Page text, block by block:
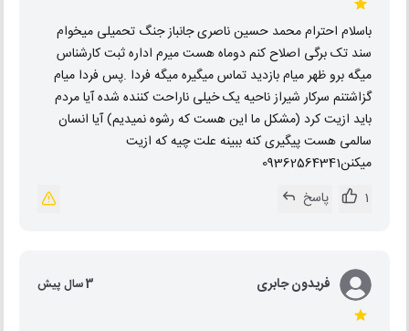
باسلام احترام محمد حسین ناصری جانباز جنگ تحمیلی میخوام
سند تک برگی اصلاح کنم دوماه هست میرم اداره ثبت کارشناس
میگه برو ظهر میام بازدید تماس میگیره میگه فردا .پس فردا میام
گزاشتنم سرکار شیراز ناحیه یک خیلی ناراحت کننده شده آیا مردم
باید ازیت کرد (مشکل ما این هست که رشوه نمیدیم) آیا انسان
سالمی هست پیگیری کنه ببینه علت چیه که ازیت
میکنن09362564341
1
پاسخ
فریدون جابری 3 سال پیش